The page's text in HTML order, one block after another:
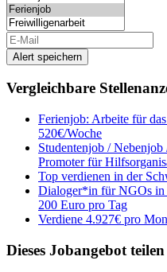
Alert speichern
Vergleichbare
Ferienjob: Arbeite für
520€/Woche
Studentenjob /
Promoter für
Top verdienen in der
Dialoger*in für NGOs in
200 Euro pro Tag
Verdiene 4.927€ pro
Dieses Jobangebot teilen